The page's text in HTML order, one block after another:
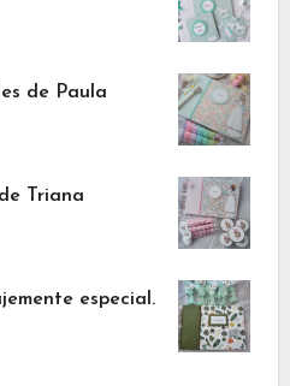
de Paula
Triana
especial.